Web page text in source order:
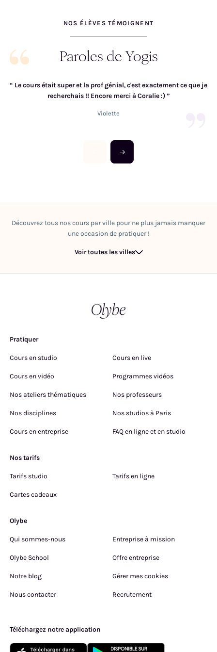
NOS ÉLÈVES TÉMOIGNENT
Paroles de Yogis
“ Le cours était super et la prof génial, c'est exactement ce que je
recherchais !! Encore merci à Coralie :)”
Violette
→
Découvrez tous nos cours par ville pour ne plus jamais manquer
une occasion de pratiquer !
Voir toutes les villes
Pratiquer
Cours en studio Cours en live
Cours en vidéo Programmes vidéos
Nos ateliers thématiques Nos professeurs
Nos disciplines Nos studios à Paris
Cours en entreprise FAQ en ligne et en studio
Nos tarifs
Tarifs studio Tarifs en ligne
Cartes cadeaux
Olybe
Qui sommes-nous Entreprise à mission
Olybe School Offre entreprise
Notre blog Gérer mes cookies
Nous contacter Recrutement
Téléchargez notre application